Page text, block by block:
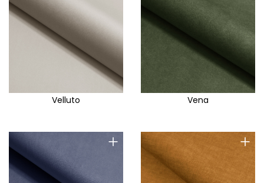
Velluto Vena
+ +